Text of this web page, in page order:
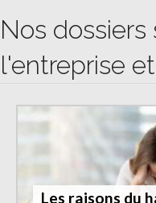
Nos
l'entreprise
Les raisons du